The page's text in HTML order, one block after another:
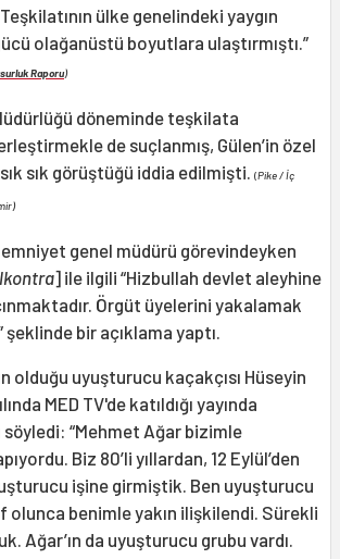
ülke genelindeki yaygın
olağanüstü boyutlara ulaştırmıştı.”
Raporu)
döneminde teşkilata
de suçlanmış, Gülen’in özel
sık görüştüğü iddia edilmişti.
(Pike / İç
emniyet genel müdürü görevindeyken
] ile ilgili “Hizbullah devlet aleyhine
Örgüt üyelerini yakalamak
bir açıklama yaptı.
olduğu uyuşturucu kaçakçısı Hüseyin
MED TV'de katıldığı yayında
söyledi: “Mehmet Ağar bizimle
Biz 80’li yıllardan, 12 Eylül’den
işine girmiştik. Ben uyuşturucu
olunca benimle yakın ilişkilendi. Sürekli
Ağar’ın da uyuşturucu grubu vardı.